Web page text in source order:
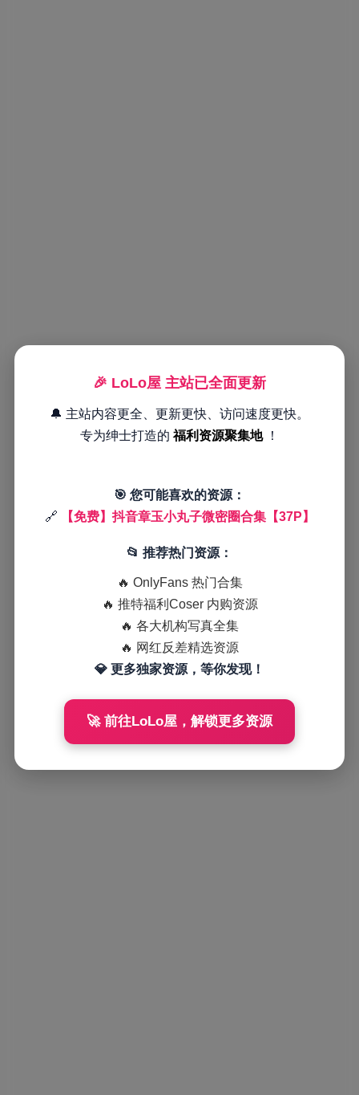
🎉 LoLo屋 主站已全面更新
🔔 主站内容更全、更新更快、访问速度更快。
专为绅士打造的福利资源聚集地 ！
🎯 您可能喜欢的资源：
🔗
【免费】抖音章玉小丸子微密圈合集【37P】
📂 推荐热门资源：
🔥 OnlyFans 热门合集
🔥 推特福利Coser 内购资源
🔥 各大机构写真全集
🔥 网红反差精选资源
💎 更多独家资源，等你发现！
🚀 前往LoLo屋，解锁更多资源